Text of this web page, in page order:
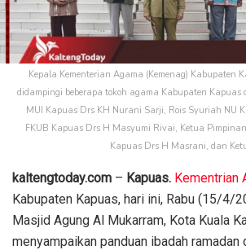
Kepala Kementerian Agama (Kemenag) Kabupaten
didampingi beberapa tokoh agama Kabupaten
MUI Kapuas Drs KH Nurani Sarji, Rois Syuriah NU
FKUB Kapuas Drs H Masyumi Rivai, Ketua
Kapuas Drs H Masrani, dan
kaltengtoday.com – Kapuas. Kementrian
Kabupaten Kapuas, hari ini, Rabu (15/4/
Masjid Agung Al Mukarram, Kota Kuala
menyampaikan panduan ibadah